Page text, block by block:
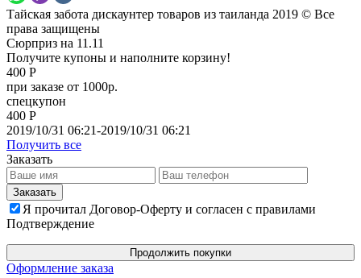
Тайская забота дискаунтер товаров из таиланда 2019 © Все
права защищены
Сюрприз на 11.11
Получите купоны и наполните корзину!
400 Р
при заказе от 1000р.
спецкупон
400 Р
2019/10/31 06:21-2019/10/31 06:21
Получить все
Заказать
Я прочитал Договор-Оферту и согласен с правилами
Подтверждение
Продолжить покупки
Оформление заказа